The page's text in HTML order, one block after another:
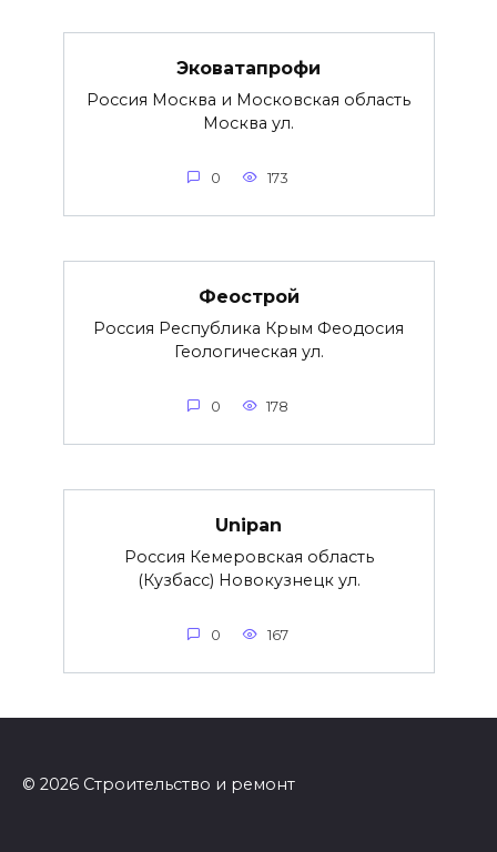
Эковатапрофи
Россия Москва и Московская область
Москва ул.
0 173
Феострой
Россия Республика Крым Феодосия
Геологическая ул.
0 178
Unipan
Россия Кемеровская область
(Кузбасс) Новокузнецк ул.
0 167
© 2026 Строительство и ремонт